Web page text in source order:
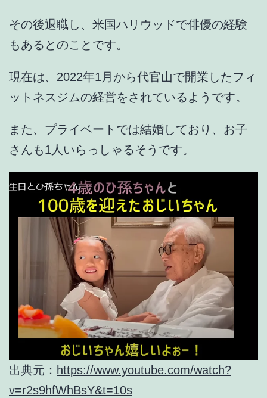
その後退職し、米国ハリウッドで俳優の経験
もあるとのことです。
現在は、 2022年1月から代官山で開業したフィ
ットネスジムの経営をされているようです。
また、プライベートでは結婚しており、お子
さんも1人 いらっしゃるそうです。
出典元： https://www.youtube.com/watch?
v=r2s9hfWhBsY&t=10s